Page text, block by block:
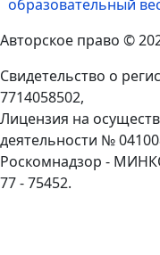
образовательный
Авторское право ©
Свидетельство о
7714058502,
Лицензия на
деятельности №
Роскомнадзор -
77 - 75452.